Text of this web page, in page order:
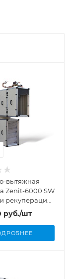
вытяжная
Zenit-6000 SW
рекуперации,
3,92 кВт)
руб./шт